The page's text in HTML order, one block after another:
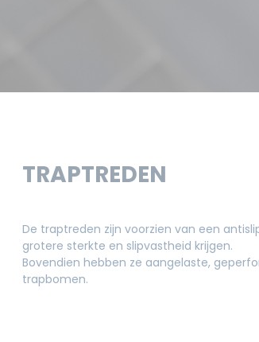
TRAPTREDEN
De traptreden zijn voorzien van een
grotere sterkte en slipvastheid krijgen.
Bovendien hebben ze aangelaste,
trapbomen.